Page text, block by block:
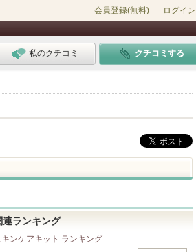
会員登録(無料) ログイン
私のクチコミ クチコミする
連ランキング
キンケアキット ランキング